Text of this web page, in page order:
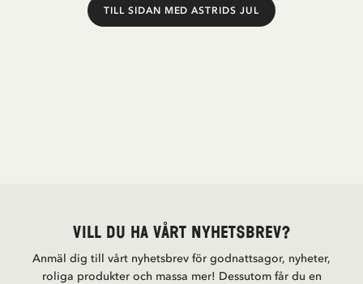
TILL SIDAN MED ASTRIDS JUL
Vill du ha vårt nyhetsbrev?
Anmäl dig till vårt nyhetsbrev för godnattsagor, nyheter,
roliga produkter och massa mer! Dessutom får du en